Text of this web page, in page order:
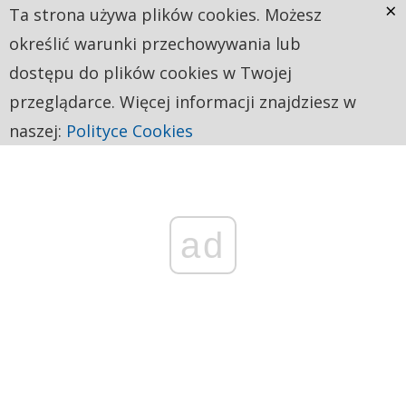
ad
Ta strona używa plików cookies. Możesz
określić warunki przechowywania lub
dostępu do plików cookies w Twojej
przeglądarce. Więcej informacji znajdziesz w
naszej: Polityce Cookies
×